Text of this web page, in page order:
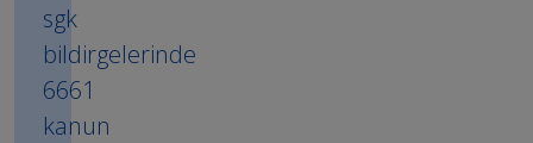
sgk
bildirgelerinde
6661
kanun